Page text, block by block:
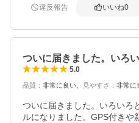
違反報告 いいね0
ついに届きました。いろ
5.0
品質 ： 非常に良い 見やすさ ： 非常に
ついに届きました。いろいろ
ルになりました。GPS付きや